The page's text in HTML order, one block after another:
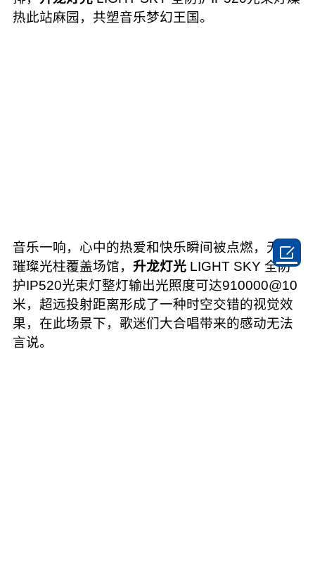
热此站麻园，共塑音乐梦幻王国。
音乐一响，心中的热爱和快乐瞬间被点燃，无数
璀璨光柱覆盖场馆， 升龙灯光 LIGHT SKY 全防
护IP520光束灯整灯输出光照度可达910000@10
米，超远投射距离形成了一种时空交错的视觉效
果，在此场景下，歌迷们大合唱带来的感动无法
言说。
